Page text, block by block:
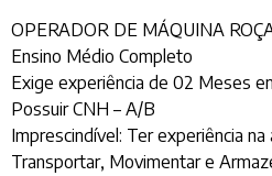
OPERADOR DE MÁQUINA
Ensino Médio Completo
Exige experiência de 02 Meses
Possuir CNH – A/B
Imprescindível: Ter experiência na
Transportar, Movimentar e